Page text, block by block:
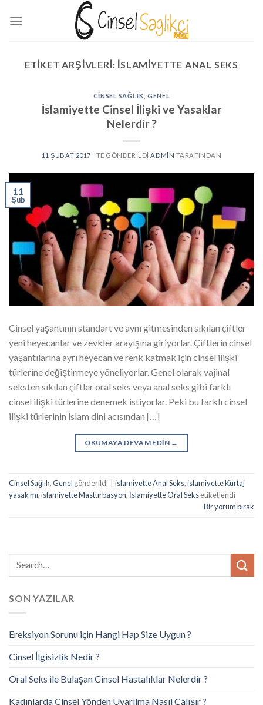
ETIKET ARŞIVLERI: ISLAMIYETTE ANAL SEKS
CINSEL SAĞLIK ,GENEL
İslamiyette Cinsel İlişki ve Yasaklar
Nelerdir ?
11 ŞUBAT 2017’' TE GÖNDERILDI ADMIN TARAFINDAN
11
Şub
Cinsel yaşantının standart ve aynı gitmesinden sıkılan çiftler
yeni heyecanlar ve zevkler arayışına giriyorlar. Çiftlerin cinsel
yaşantılarına ayrı heyecan ve renk katmak için cinsel ilişki
türlerine değiştirmeye yöneliyorlar. Genel olarak vajinal
seksten sıkılan çiftler oral seks veya anal seks gibi farklı
cinsel ilişki türlerine denemek istiyorlar. Peki bu farklı cinsel
ilişki türlerinin İslam dini acısından […]
OKUMAYA DEVAM EDIN →
Cinsel Sağlık,Genel gönderildi islamiyette Anal Seks,islamiyette Kürtaj
yasak mı,islamiyette Mastürbasyon, İslamiyette Oral Seksetiketlendi
Bir yorum bırak
SON YAZILAR
Ereksiyon Sorunu için Hangi Hap Size Uygun ?
Cinsel İlgisizlik Nedir ?
Oral Seks ile Bulaşan Cinsel Hastalıklar Nelerdir ?
Kadınlarda Cinsel Yönden Uyarılma Nasıl Çalışır ?